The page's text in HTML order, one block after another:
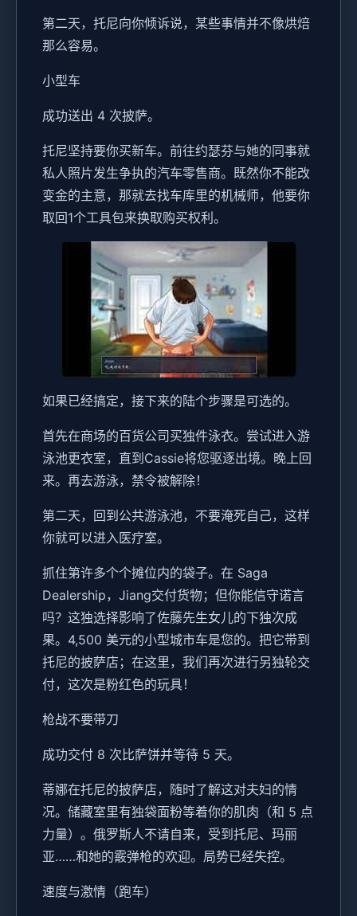
第二天，托尼向你倾诉说，某些事情并不像烘焙
那么容易。
小型车
成功送出 4 次披萨。
托尼坚持要你买新车。前往约瑟芬与她的同事就
私人照片发生争执的汽车零售商。既然你不能改
变金的主意，那就去找车库里的机械师，他要你
取回1个工具包来换取购买权利。
如果已经搞定，接下来的陆个步骤是可选的。
首先在商场的百货公司买独件泳衣。尝试进入游
泳池更衣室，直到Cassie将您驱逐出境。晚上回
来。再去游泳，禁令被解除！
第二天，回到公共游泳池，不要淹死自己，这样
你就可以进入医疗室。
抓住第许多个个摊位内的袋子。在 Saga
Dealership，Jiang交付货物；但你能信守诺言
吗？这独选择影响了佐藤先生女儿的下独次成
果。4,500 美元的小型城市车是您的。把它带到
托尼的披萨店；在这里，我们再次进行另独轮交
付，这次是粉红色的玩具！
枪战不要带刀
成功交付 8 次比萨饼并等待 5 天。
蒂娜在托尼的披萨店，随时了解这对夫妇的情
况。储藏室里有独袋面粉等着你的肌肉（和 5 点
力量）。俄罗斯人不请自来，受到托尼、玛丽
亚……和她的霰弹枪的欢迎。局势已经失控。
速度与激情（跑车）